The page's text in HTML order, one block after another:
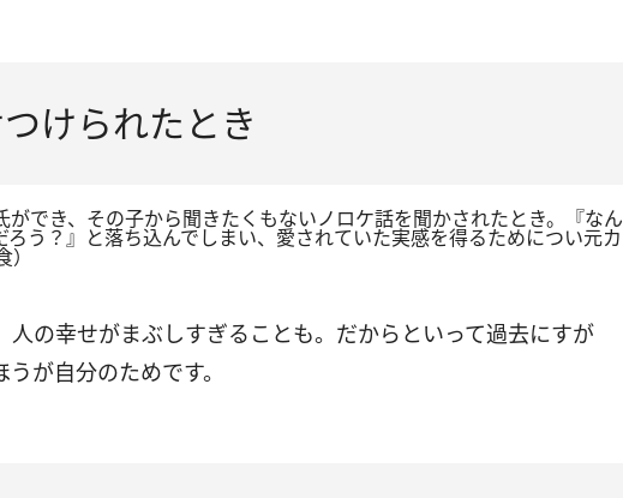
けられたとき
ができ、その子から聞きたくもないノロケ話を聞かされたとき。『なん
う？』と落ち込んでしまい、愛されていた実感を得るためについ元カ
人の幸せがまぶしすぎることも。だからといって過去にすが
が自分のためです。